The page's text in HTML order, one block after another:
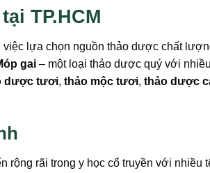
TP.HCM
lựa chọn nguồn thảo dược chất
gai – một loại thảo dược quý với
dược tươi, thảo mộc tươi, thảo dược
rộng rãi trong y học cổ truyền với nhiều